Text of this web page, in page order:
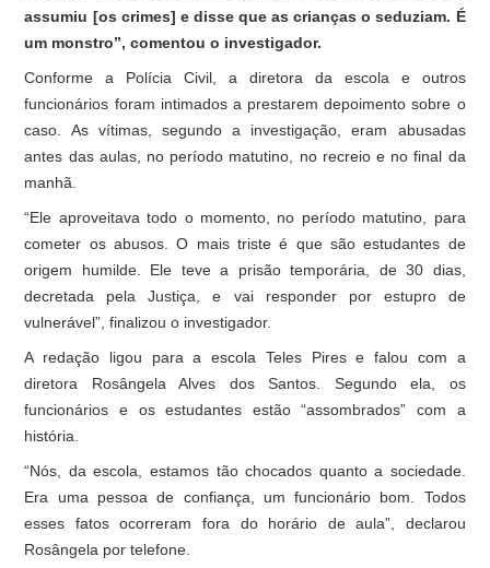
assumiu [os crimes] e disse que as crianças o seduziam. É
um monstro”, comentou o investigador.
Conforme a Polícia Civil, a diretora da escola e outros
funcionários foram intimados a prestarem depoimento sobre o
caso. As vítimas, segundo a investigação, eram abusadas
antes das aulas, no período matutino, no recreio e no final da
manhã.
“Ele aproveitava todo o momento, no período matutino, para
cometer os abusos. O mais triste é que são estudantes de
origem humilde. Ele teve a prisão temporária, de 30 dias,
decretada pela Justiça, e vai responder por estupro de
vulnerável”, finalizou o investigador.
A redação ligou para a escola Teles Pires e falou com a
diretora Rosângela Alves dos Santos. Segundo ela, os
funcionários e os estudantes estão “assombrados” com a
história.
“Nós, da escola, estamos tão chocados quanto a sociedade.
Era uma pessoa de confiança, um funcionário bom. Todos
esses fatos ocorreram fora do horário de aula”, declarou
Rosângela por telefone.